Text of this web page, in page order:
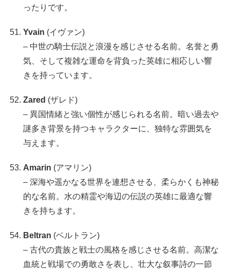
ったりです。
Yvain (イヴァン)
– 中世の騎士伝説と浪漫を感じさせる名前。名誉と勇
気、そして複雑な運命を背負った英雄に相応しい響
きを持っています。
Zared (ザレド)
– 異国情緒と強い個性が感じられる名前。暗い過去や
謎多き背景を持つキャラクターに、独特な雰囲気を
与えます。
Amarin (アマリン)
– 深海や遥かなる世界を連想させる、柔らかくも神秘
的な名前。水の精霊や海辺の伝説の英雄に最適な響
きを持ちます。
Beltran (ベルトラン)
– 古代の貴族と戦士の風格を感じさせる名前。高潔な
血統と戦場での勇敢さを表し、壮大な叙事詩の一節